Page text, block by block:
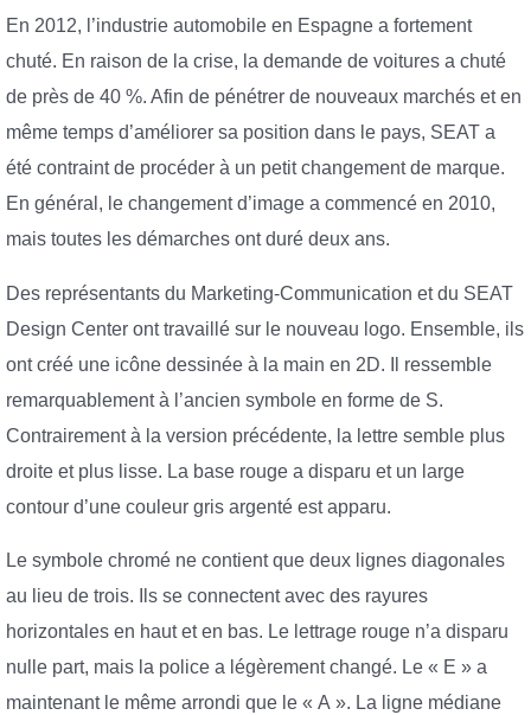
En 2012, l’industrie automobile en Espagne a fortement
chuté. En raison de la crise, la demande de voitures a chuté
de près de 40 %. Afin de pénétrer de nouveaux marchés et en
même temps d’améliorer sa position dans le pays, SEAT a
été contraint de procéder à un petit changement de marque.
En général, le changement d’image a commencé en 2010,
mais toutes les démarches ont duré deux ans.
Des représentants du Marketing-Communication et du SEAT
Design Center ont travaillé sur le nouveau logo. Ensemble, ils
ont créé une icône dessinée à la main en 2D. Il ressemble
remarquablement à l’ancien symbole en forme de S.
Contrairement à la version précédente, la lettre semble plus
droite et plus lisse. La base rouge a disparu et un large
contour d’une couleur gris argenté est apparu.
Le symbole chromé ne contient que deux lignes diagonales
au lieu de trois. Ils se connectent avec des rayures
horizontales en haut et en bas. Le lettrage rouge n’a disparu
nulle part, mais la police a légèrement changé. Le « E » a
maintenant le même arrondi que le « A ». La ligne médiane